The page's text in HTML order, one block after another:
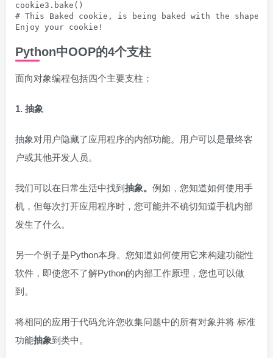
cookie3.bake()
# This Baked cookie, is being baked with the shape
Enjoy your cookie!
Python中OOP的4个支柱
面向对象编程包括四个主要支柱：
1. 抽象
抽象对用户隐藏了应用程序的内部功能。用户可以是最终客
户或其他开发人员。
我们可以在日常生活中找到 抽象。 例如，您知道如何使用手
机，但每次打开应用程序时，您可能并不确切知道手机内部
发生了什么。
另一个例子是Python本身。您知道如何使用它来构建功能性
软件，即使您不了解Python的内部工作原理，您也可以做
到。
将相同的应用于代码允许您收集问题中的所有对象并将 标准
功能抽象到类中。